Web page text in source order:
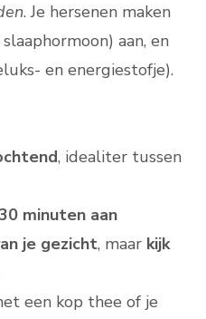
. Je hersenen maken
aan, en
en energiestofje).
, idealiter tussen
minuten aan
je gezicht, maar kijk
een kop thee of je